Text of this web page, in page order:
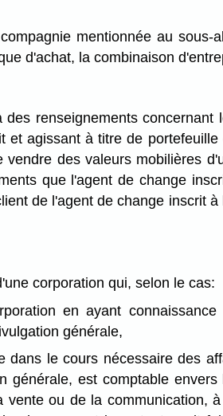
mentionnée au
d'achat, la combinaison
renseignements
et agissant à titre de
des valeurs mobilières
que l'agent de change
de l'agent de change inscrit
corporation qui, selon le cas:
en ayant
générale,
dans le cours nécessaire des
générale, est comptable
ou de la communication,